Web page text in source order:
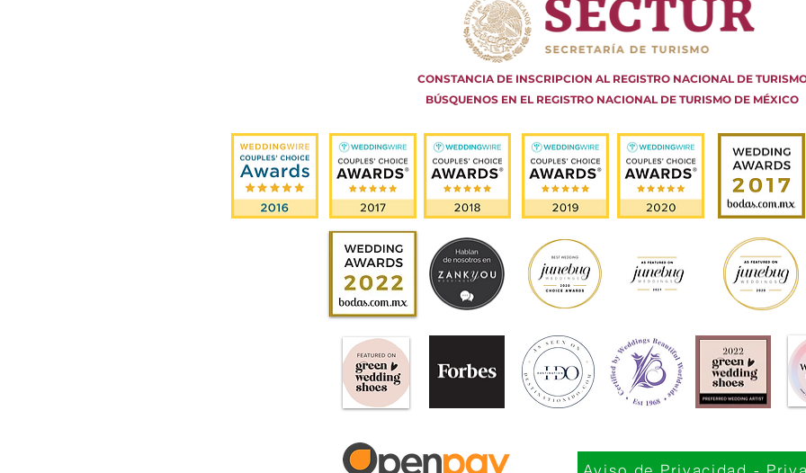
CONSTANCIA DE INSCRIPCION AL REGISTRO NACIONAL DE
BÚSQUENOS EN EL REGISTRO NACIONAL DE TURISMO DE MÉXICO